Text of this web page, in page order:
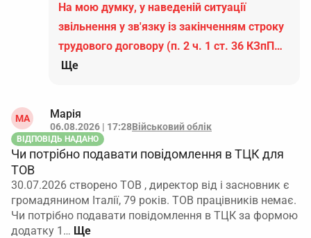
На мою думку, у наведеній ситуації
звільнення у зв'язку із закінченням строку
трудового договору (п. 2 ч. 1 ст. 36 КЗпП…
Ще
МА Марія
06.08.2026 | 17:28Військовий облік
ВІДПОВІДЬ НАДАНО
Чи потрібно подавати повідомлення в ТЦК для
ТОВ
30.07.2026 створено ТОВ , директор від і засновник є
громадянином Італії, 79 років. ТОВ працівників немає.
Чи потрібно подавати повідомлення в ТЦК за формою
додатку 1…